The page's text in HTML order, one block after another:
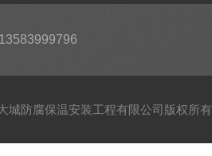
城防腐保温安装工程有限公司版权所